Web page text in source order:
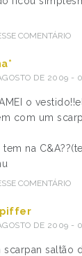
COMENTÁRIO
DE 2009 -
o
com um
tem na
COMENTÁRIO
piffer
DE 2009 -
saltão